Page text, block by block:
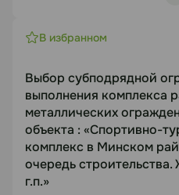
Документация
Статус
В работе
транспортной
населения в д. Боровая
Боровлянского
Микрорайон №7. Школа
Предмет торгов
Выбор субподрядной
выполнения комплекса
Выбор субподрядной
выполнения комплекса
металлических
объекта : «Спортивно-
комплекс в Минском
очередь
г.п.»
В избранном